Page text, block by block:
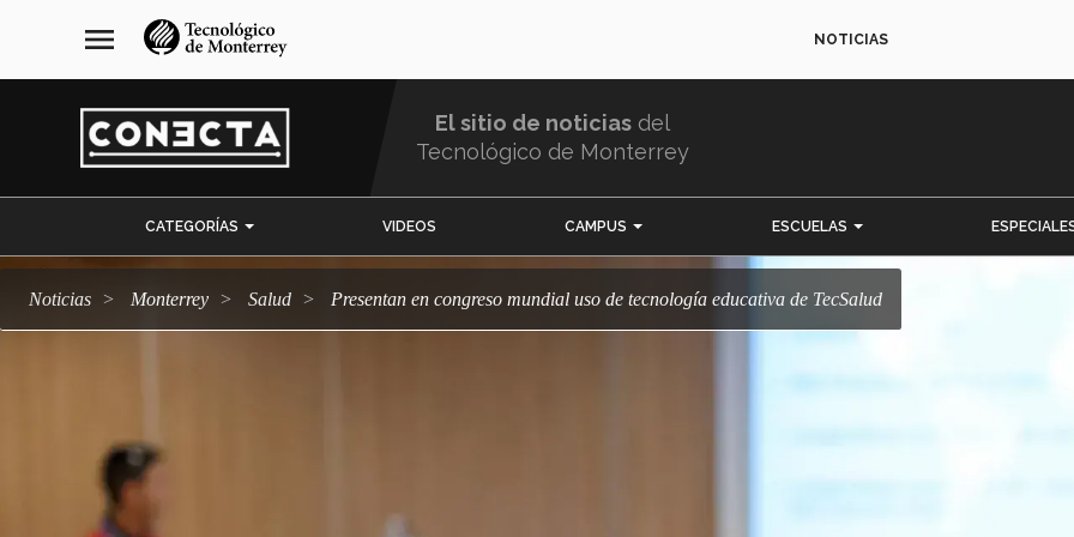
navegación
principal
menu NOTICIAS
El sitio de noticias del
Tecnológico de Monterrey
CATEGORÍAS VIDEOS CAMPUS ESCUELAS
Noticias Monterrey salud Presentan en congreso mundial uso de tecnología educativa de TecSalud